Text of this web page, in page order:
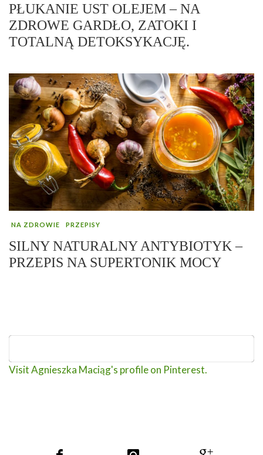
PŁUKANIE UST OLEJEM – NA
ZDROWE GARDŁO, ZATOKI I
TOTALNĄ DETOKSYKACJĘ.
NA ZDROWIE PRZEPISY
SILNY NATURALNY ANTYBIOTYK –
PRZEPIS NA SUPERTONIK MOCY
Visit Agnieszka Maciąg's profile on Pinterest.